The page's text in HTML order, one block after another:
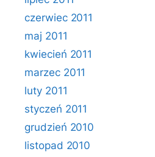
czerwiec 2011
maj 2011
kwiecień 2011
marzec 2011
luty 2011
styczeń 2011
grudzień 2010
listopad 2010